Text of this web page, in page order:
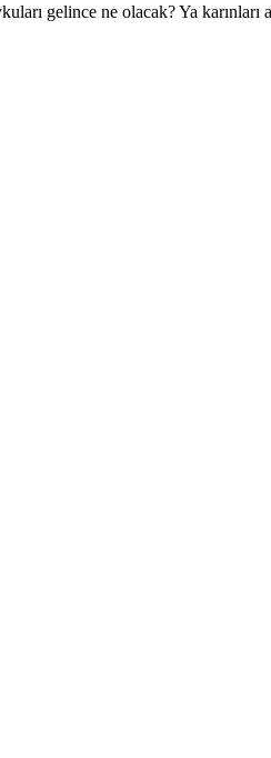
gelince ne olacak? Ya karınları